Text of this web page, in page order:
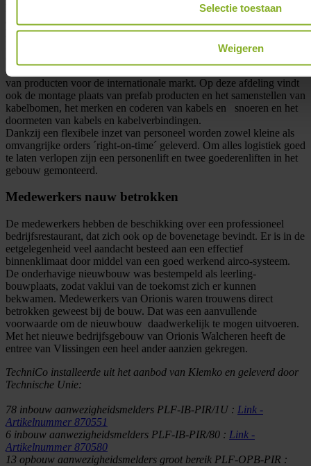
Selectie toestaan
Weigeren
Medewerkers van de afdeling Montage voeren arbeidsintensieve
assemblage uit met uiteenlopende materialen of halffabrikaten.
Daarvoor beschikt de afdeling over gespecialiseerde apparatuur voor
het assembleren en monteren van een foutloos elektrotechnisch half-
of eindproduct. Andere activiteiten behelzen reparatie- en
correctiewerk van geleverde partijen en het klantspecifiek maken
van producten voor de internationale markt. Op deze afdeling vindt
ook de montage plaats van prefab producten en het samenstellen van
kabelbomen, het merken en coderen van kabels en snoeren en het
doormeten van kabels en kabelverbindingen.
Dankzij een flexibele inzet van personeel worden zowel kleine als
omvangrijke orders ´right-on-time´ geleverd. Om alles logistiek goed
te laten verlopen zijn een personenlift en twee goederenliften in het
gebouw gemonteerd.
Medewerkers nauw betrokken
De medewerkers hebben de beschikking over een professioneel
bedrijfsrestaurant, dat zich ook op de bovenetage bevindt. Er is in de
eetgelegenheid veel aandacht besteed aan een effectief
binnenklimaat door middel van een goed werkend airco-systeem.
De onderhavige nieuwbouw was bestempeld als leerling-
bouwplaats, zodat vaklui van de toekomst zich er kunnen
bekwamen. Medewerkers van Orionis waren trouwens direct
betrokken geweest bij de bouw. Dat was een aanvullende
voorwaarde om de nieuwbouw daadwerkelijk te mogen uitvoeren.
Met het nieuwe bedrijfsgebouw van Orionis Walcheren heeft de
entree van Vlissingen een heel ander aanzien gekregen.
TechniCo installeerde uit het aanbod van Klemko en geleverd door
Technische Unie:
78 inbouw aanwezigheidsmelders PLF-IB-PIR/1U : Link -
Artikelnummer 870551
6 inbouw aanwezigheidsmelders PLF-IB-PIR/80 : Link -
Artikelnummer 870580
13 opbouw aanwezigheidsmelders groot bereik PLF-OPB-PIR :